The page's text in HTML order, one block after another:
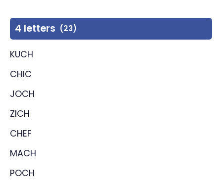
4 letters (23)
KUCH
CHIC
JOCH
ZICH
CHEF
MACH
POCH